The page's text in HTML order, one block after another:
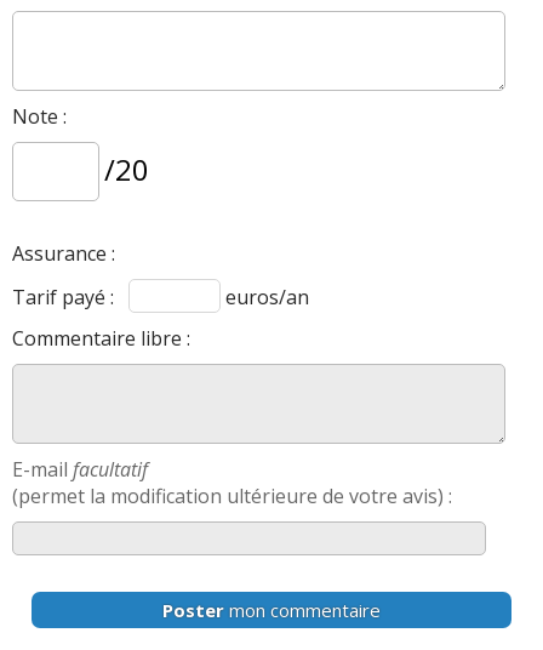
Note :
/20
Assurance :
Tarif payé :
euros/an
Commentaire libre :
E-mail facultatif
(permet la modification ultérieure de votre avis) :
Poster mon commentaire